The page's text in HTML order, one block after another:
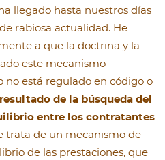
llegado hasta nuestros días
rabiosa actualidad. He
a que la doctrina y la
este mecanismo
no está regulado en código o
de la búsqueda del
entre los contratantes
trata de un mecanismo de
de las prestaciones, que